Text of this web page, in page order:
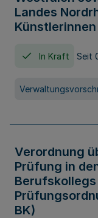
Landes
In Kraft Seit
Verordnung
Prüfung in
BK)